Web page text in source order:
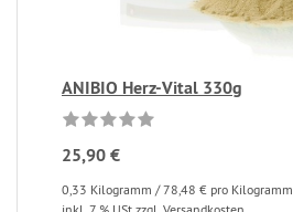
ANIBIO Herz-Vital 330g
25,90 €
0,33 Kilogramm / 78,48 € pro Kilogramm